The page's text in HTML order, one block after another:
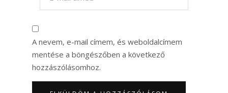
A nevem, e-mail címem, és weboldalcímem
mentése a böngészőben a következő
hozzászólásomhoz.